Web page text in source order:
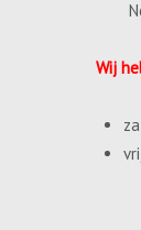
Wij